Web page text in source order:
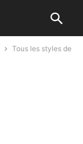
Tous les styles de